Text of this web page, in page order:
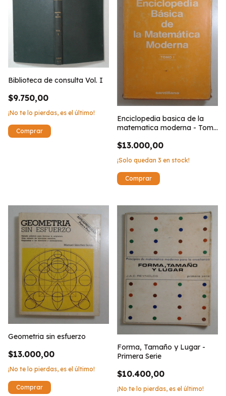
Biblioteca de consulta Vol. I
$9.750,00
¡No te lo pierdas, es el último!
Enciclopedia basica de la
matematica moderna - Tomo
$13.000,00
¡Solo quedan 3 en stock!
Geometria sin esfuerzo
$13.000,00
¡No te lo pierdas, es el último!
Forma, Tamaño y Lugar -
Primera Serie
$10.400,00
¡No te lo pierdas, es el último!